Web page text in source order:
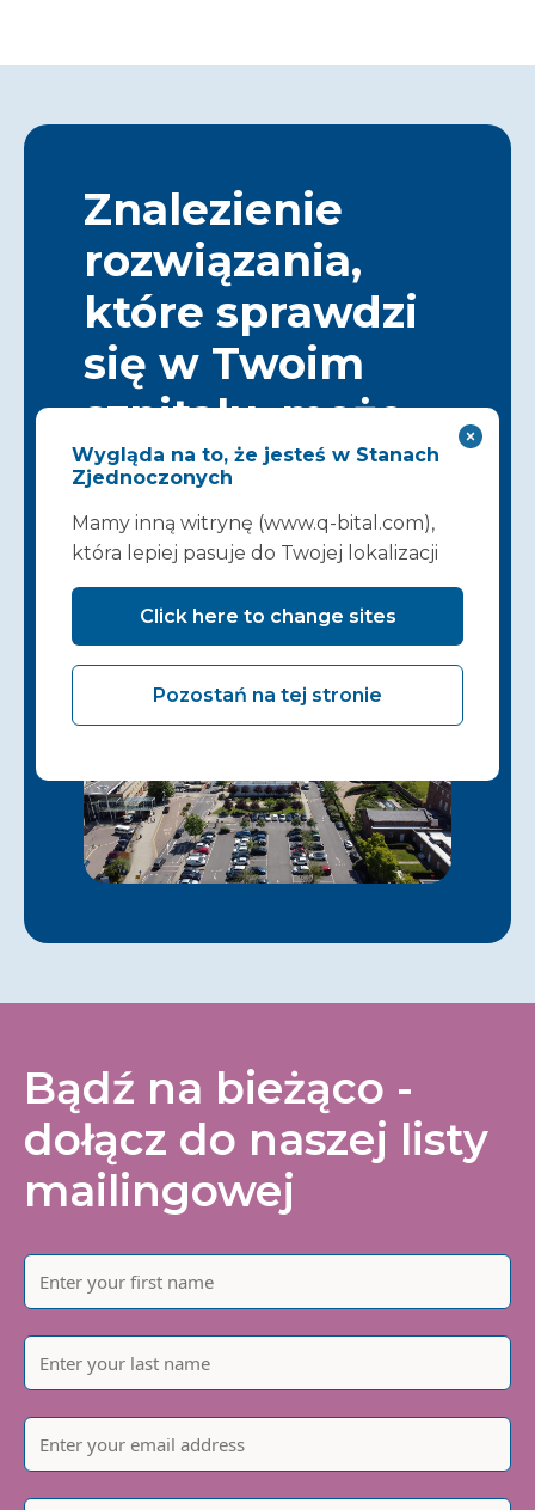
Znalezienie
rozwiązania,
które sprawdzi
się w Twoim
szpitalu, może
rozpocząć się
tutaj…
Bądź na bieżąco -
dołącz do naszej listy
mailingowej
Wygląda na to, że jesteś w Stanach
Zjednoczonych
Mamy inną witrynę (www.q-bital.com),
która lepiej pasuje do Twojej lokalizacji
Click here to change sites
Pozostań na tej stronie